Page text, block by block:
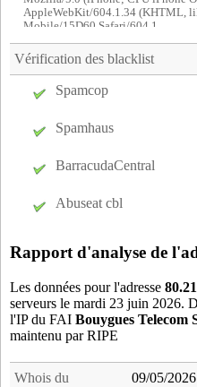
AppleWebKit/604.1.34 (KHTML,
Mobile/15D60 Safari/604.1
Vérification des blacklist
Spamcop
Spamhaus
BarracudaCentral
Abuseat cbl
Rapport d'analyse de
Les données pour l'adresse
serveurs le mardi 23 juin 2026.
l'IP du FAI Bouygues Telecom
maintenu par RIPE
Whois du 09/05/2026